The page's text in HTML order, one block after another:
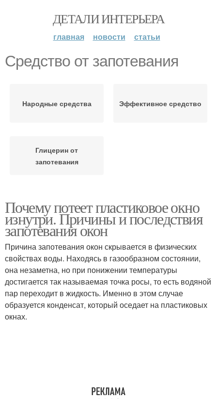
ДЕТАЛИ ИНТЕРЬЕРА
главная новости статьи
Средство от запотевания
Народные средства Эффективное средство
Глицерин от
запотевания
Почему потеет пластиковое окно
изнутри. Причины и последствия
запотевания окон
Причина запотевания окон скрывается в физических
свойствах воды. Находясь в газообразном состоянии,
она незаметна, но при понижении температуры
достигается так называемая точка росы, то есть водяной
пар переходит в жидкость. Именно в этом случае
образуется конденсат, который оседает на пластиковых
окнах.